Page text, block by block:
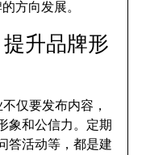
方向发展。
升品牌形
仅要发布内容，
象和公信力。定期
答活动等，都是建